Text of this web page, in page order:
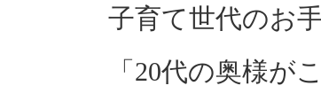
子育て世代のお手
「20代の奥様が